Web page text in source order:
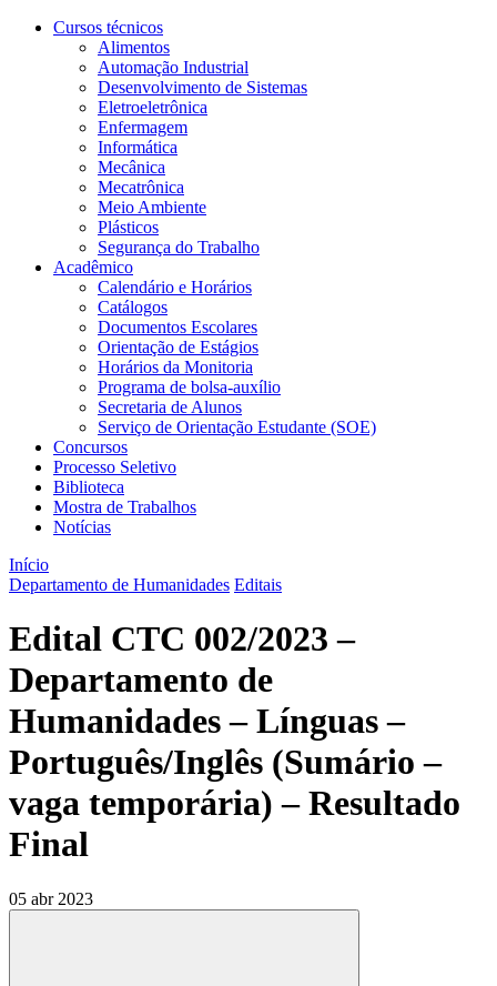
Cursos técnicos
Alimentos
Automação Industrial
Desenvolvimento de Sistemas
Eletroeletrônica
Enfermagem
Informática
Mecânica
Mecatrônica
Meio Ambiente
Plásticos
Segurança do Trabalho
Acadêmico
Calendário e Horários
Catálogos
Documentos Escolares
Orientação de Estágios
Horários da Monitoria
Programa de bolsa-auxílio
Secretaria de Alunos
Serviço de Orientação Estudante (SOE)
Concursos
Processo Seletivo
Biblioteca
Mostra de Trabalhos
Notícias
Início
Departamento de Humanidades Editais
Edital CTC 002/2023 –
Departamento de
Humanidades – Línguas –
Português/Inglês (Sumário –
vaga temporária) – Resultado
Final
05 abr 2023